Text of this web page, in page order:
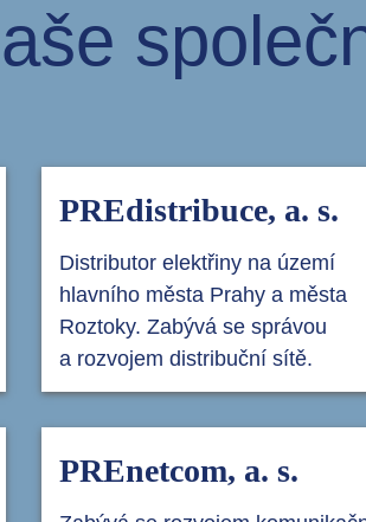
PREdistribuce, a. s.
Distributor elektřiny na území
hlavního města Prahy a města
Roztoky. Zabývá se správou
a rozvojem distribuční sítě.
PREnetcom, a. s.